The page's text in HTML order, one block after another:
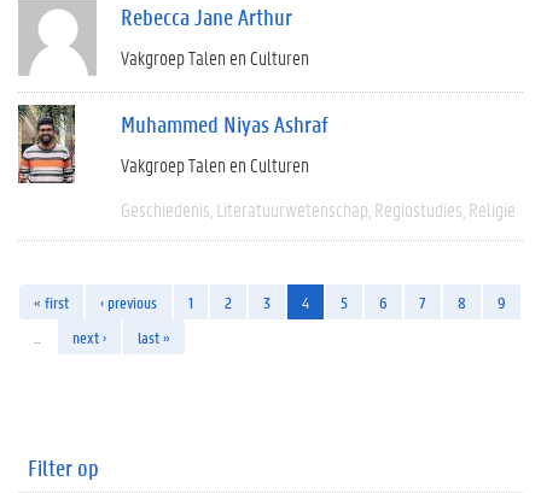
Rebecca Jane Arthur
Vakgroep Talen en Culturen
Muhammed Niyas Ashraf
Vakgroep Talen en Culturen
Geschiedenis Literatuurwetenschap Regiostudies Religie
« first ‹ previous 1 2 3 4 5 6 7 8
9
next › last »
Filter op